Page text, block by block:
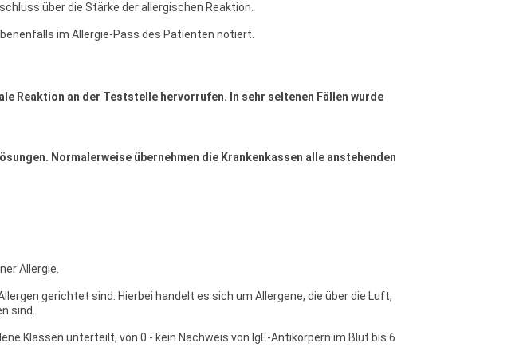
über die Stärke der allergischen Reaktion.
im Allergie-Pass des Patienten notiert.
Reaktion an der Teststelle hervorrufen. In sehr seltenen Fällen wurde
Normalerweise übernehmen die Krankenkassen alle anstehenden
Allergie.
gerichtet sind. Hierbei handelt es sich um Allergene, die über die Luft,
sind.
Klassen unterteilt, von 0 - kein Nachweis von IgE-Antikörpern im Blut bis 6